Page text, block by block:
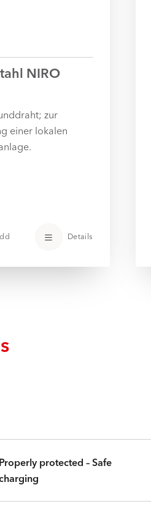
NIRO
zur
einer lokalen
Details
Properly protected – Safe